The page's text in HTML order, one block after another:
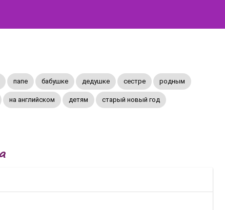
папе бабушке дедушке сестре родным
на английском детям старый новый год